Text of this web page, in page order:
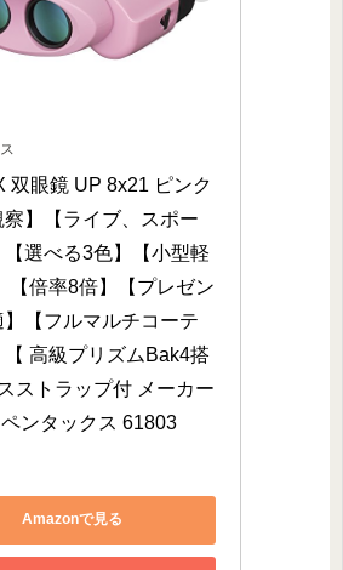
双眼鏡 UP 8x21 ピンク
察】【ライブ、スポー
【選べる3色】【小型軽
【倍率8倍】【プレゼン
】【フルマルチコーテ
【 高級プリズムBak4搭
ストラップ付 メーカー
ンタックス 61803
Amazonで見る